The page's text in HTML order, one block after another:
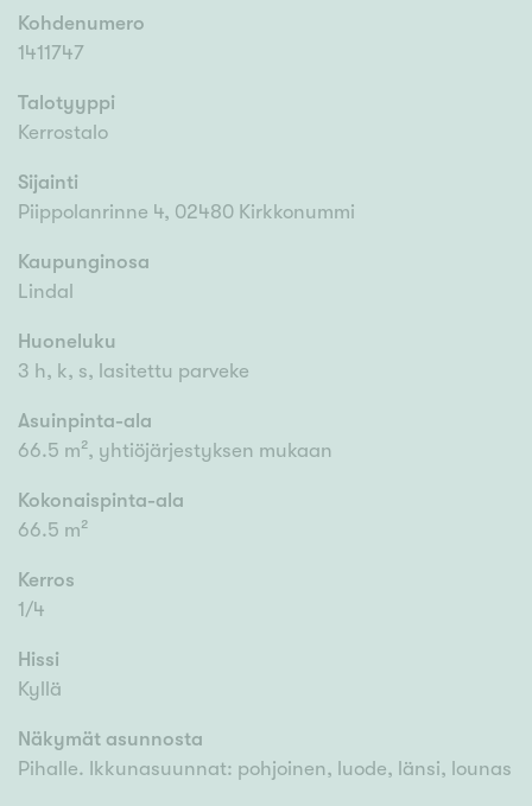
Kohdenumero
1411747
Talotyyppi
Kerrostalo
Sijainti
Piippolanrinne 4, 02480 Kirkkonummi
Kaupunginosa
Lindal
Huoneluku
3 h, k, s, lasitettu parveke
Asuinpinta-ala
66.5 m², yhtiöjärjestyksen mukaan
Kokonaispinta-ala
66.5 m²
Kerros
1/4
Hissi
Kyllä
Näkymät asunnosta
Pihalle. Ikkunasuunnat: pohjoinen, luode, länsi, lounas